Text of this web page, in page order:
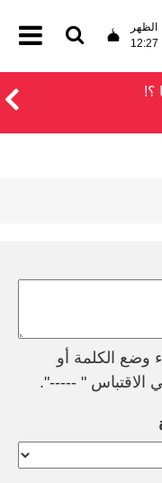
الظهر
12:27
؟!
وضع الكلمة أو
الاقتباس " -----".